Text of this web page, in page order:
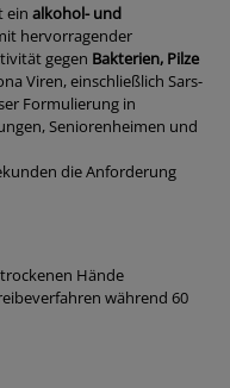
ein alkohol- und
hervorragender
gegen Bakterien, Pilze
Viren, einschließlich Sars-
Formulierung in
Seniorenheimen und
die Anforderung
Hände
während 60